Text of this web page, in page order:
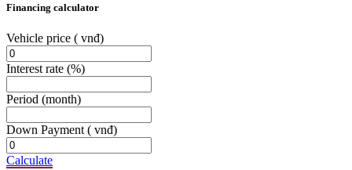
Financing calculator
Vehicle price ( vnđ)
Interest rate (%)
Period (month)
Down Payment ( vnđ)
Calculate